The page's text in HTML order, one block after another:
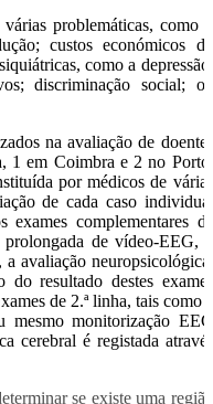
problemáticas, como o
custos económicos do
como a depressão,
discriminação social; ou
na avaliação de doentes
1 em Coimbra e 2 no Porto.
por médicos de várias
de cada caso individual
exames complementares de
de vídeo-EEG, a
a avaliação neuropsicológica,
do resultado destes exames
de 2.ª linha, tais como a
mesmo monitorização EEG
cerebral é registada através
se existe uma região